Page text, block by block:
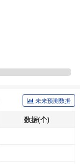
未来预测数据
数据(个)